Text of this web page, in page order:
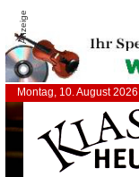
Anzeige
Montag, 10. August 2026